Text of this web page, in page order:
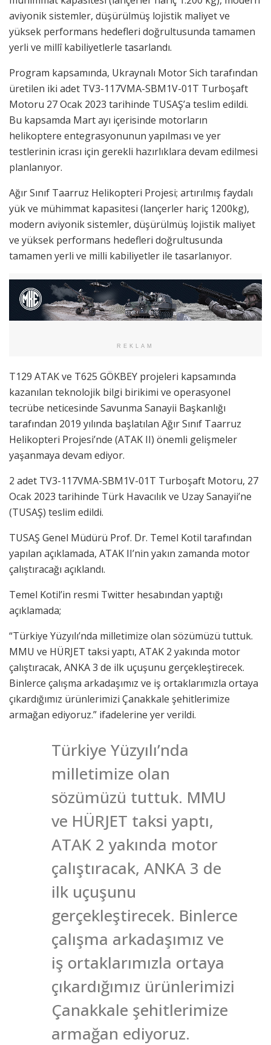
aviyonik sistemler, düşürülmüş lojistik maliyet ve
yüksek performans hedefleri doğrultusunda tamamen
yerli ve millî kabiliyetlerle tasarlandı.
Program kapsamında, Ukraynalı Motor Sich tarafından
üretilen iki adet TV3-117VMA-SBM1V-01T Turboşaft
Motoru 27 Ocak 2023 tarihinde TUSAŞ’a teslim edildi.
Bu kapsamda Mart ayı içerisinde motorların
helikoptere entegrasyonunun yapılması ve yer
testlerinin icrası için gerekli hazırlıklara devam edilmesi
planlanıyor.
Ağır Sınıf Taarruz Helikopteri Projesi; artırılmış faydalı
yük ve mühimmat kapasitesi (lançerler hariç 1200kg),
modern aviyonik sistemler, düşürülmüş lojistik maliyet
ve yüksek performans hedefleri doğrultusunda
tamamen yerli ve milli kabiliyetler ile tasarlanıyor.
REKLAM
T129 ATAK ve T625 GÖKBEY projeleri kapsamında
kazanılan teknolojik bilgi birikimi ve operasyonel
tecrübe neticesinde Savunma Sanayii Başkanlığı
tarafından 2019 yılında başlatılan Ağır Sınıf Taarruz
Helikopteri Projesi’nde (ATAK II) önemli gelişmeler
yaşanmaya devam ediyor.
2 adet TV3-117VMA-SBM1V-01T Turboşaft Motoru, 27
Ocak 2023 tarihinde Türk Havacılık ve Uzay Sanayii’ne
(TUSAŞ) teslim edildi.
TUSAŞ Genel Müdürü Prof. Dr. Temel Kotil tarafından
yapılan açıklamada, ATAK II’nin yakın zamanda motor
çalıştıracağı açıklandı.
Temel Kotil’in resmi Twitter hesabından yaptığı
açıklamada;
“Türkiye Yüzyılı’nda milletimize olan sözümüzü tuttuk.
MMU ve HÜRJET taksi yaptı, ATAK 2 yakında motor
çalıştıracak, ANKA 3 de ilk uçuşunu gerçekleştirecek.
Binlerce çalışma arkadaşımız ve iş ortaklarımızla ortaya
çıkardığımız ürünlerimizi Çanakkale şehitlerimize
armağan ediyoruz.” ifadelerine yer verildi.
Türkiye Yüzyılı’nda
milletimize olan
sözümüzü tuttuk. MMU
ve HÜRJET taksi yaptı,
ATAK 2 yakında motor
çalıştıracak, ANKA 3 de
ilk uçuşunu
gerçekleştirecek. Binlerce
çalışma arkadaşımız ve
iş ortaklarımızla ortaya
çıkardığımız ürünlerimizi
Çanakkale şehitlerimize
armağan ediyoruz.